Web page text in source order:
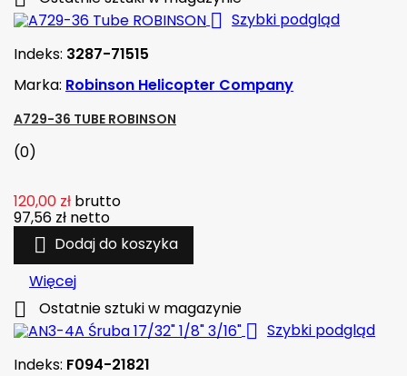
 Szybki podgląd
Indeks: 3287-71515
Marka: Robinson Helicopter Company
A729-36 TUBE ROBINSON
(0)
120,00 zł brutto
97,56 zł netto
 Dodaj do koszyka
Więcej
 Ostatnie sztuki w magazynie
 Szybki podgląd
Indeks: F094-21821